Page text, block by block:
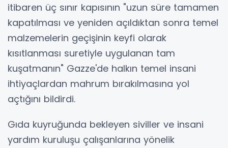
itibaren üç sınır kapısının "uzun süre tamamen
kapatılması ve yeniden açıldıktan sonra temel
malzemelerin geçişinin keyfi olarak
kısıtlanması suretiyle uygulanan tam
kuşatmanın" Gazze'de halkın temel insani
ihtiyaçlardan mahrum bırakılmasına yol
açtığını bildirdi.
Gıda kuyruğunda bekleyen siviller ve insani
yardım kuruluşu çalışanlarına yönelik